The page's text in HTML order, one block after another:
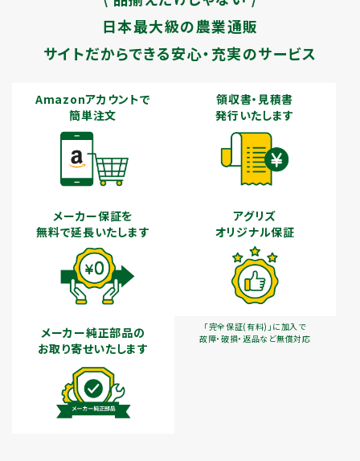
日本最大級の農業通販
サイトだからできる安心・充実のサービス
Amazonアカウントで
簡単注文
領収書・見積書
発行いたします
メーカー保証を
無料で延長いたします
アグリズ
オリジナル保証
「完全保証(有料)」に加入で
故障・破損・返品など無償対応
メーカー純正部品の
お取り寄せいたします